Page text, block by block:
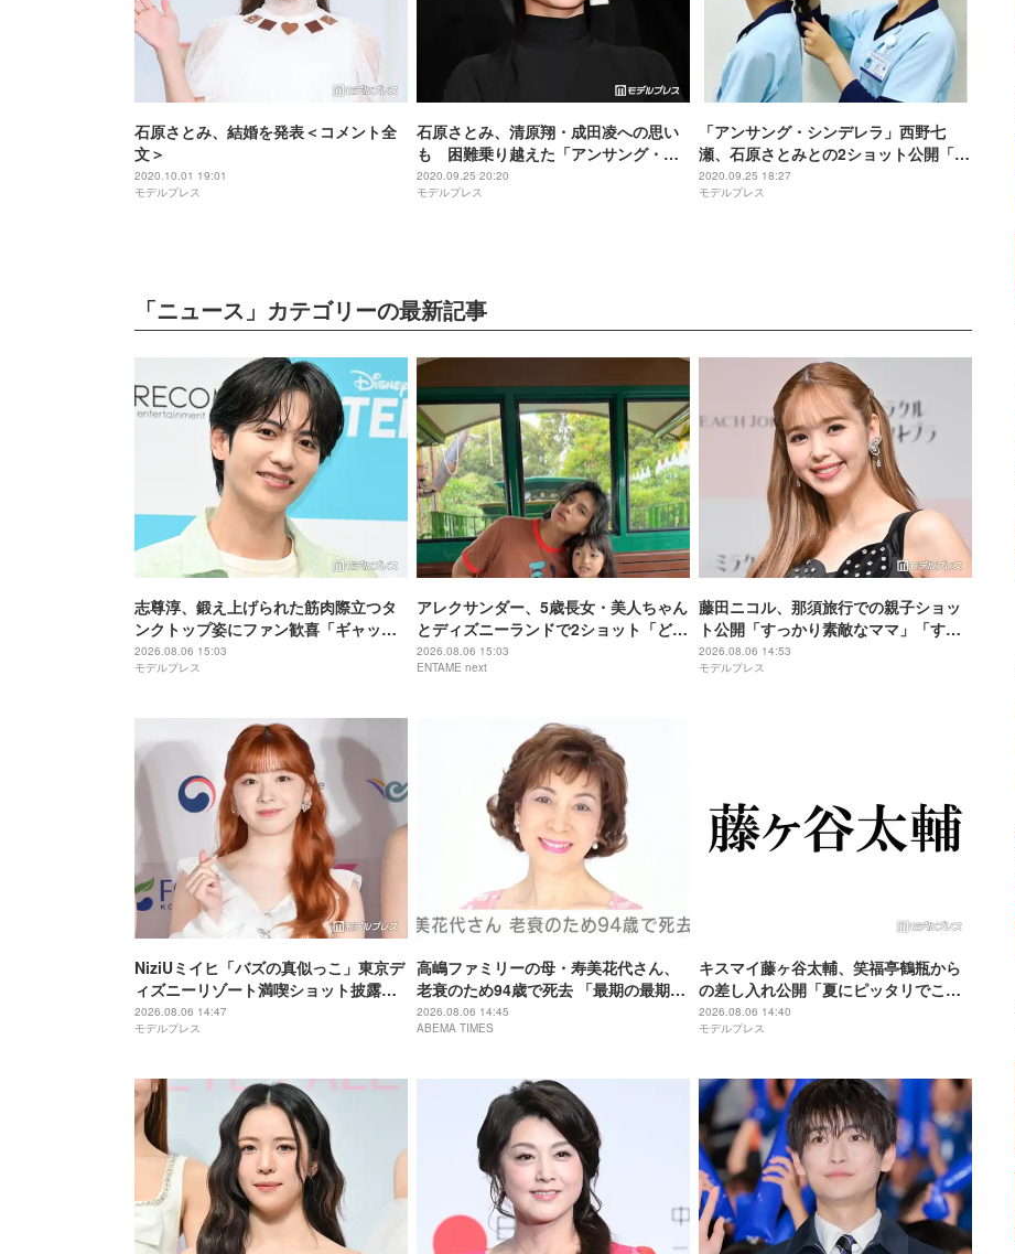
石原さとみ、結婚を発表＜コメント全
文＞
2020.10.01 19:01
モデルプレス
石原さとみ、清原翔・成田凌への思い
も 困難乗り越えた「アンサング・シ
ンデレラ」に感謝つづる
2020.09.25 20:20
モデルプレス
「アンサング・シンデレラ」西野七
瀬、石原さとみとの2ショット公開「自
慢の先輩」
2020.09.25 18:27
モデルプレス
「ニュース」カテゴリーの最新記事
志尊淳、鍛え上げられた筋肉際立つタ
ンクトップ姿にファン歓喜「ギャップ
がすごい」「破壊力すごい」
2026.08.06 15:03
モデルプレス
アレクサンダー、5歳長女・美人ちゃん
とディズニーランドで2ショット「どん
どんきれいになりますね」
2026.08.06 15:03
ENTAME next
藤田ニコル、那須旅行での親子ショッ
ト公開「すっかり素敵なママ」「すっ
ぽり収まってて可愛すぎる」と反響
2026.08.06 14:53
モデルプレス
NiziUミイヒ「バズの真似っこ」東京デ
ィズニーリゾート満喫ショット披露
「天使のように可愛い」「隠しきれな
いオーラ」の声
2026.08.06 14:47
モデルプレス
高嶋ファミリーの母・寿美花代さん、
老衰のため94歳で死去 「最期の最期ま
で大女優 寿美花代だった母でした」と
息子・高嶋政宏がコメント
2026.08.06 14:45
ABEMA TIMES
キスマイ藤ヶ谷太輔、笑福亭鶴瓶から
の差し入れ公開「夏にピッタリでこれ
は嬉しい」「豪華すぎる」
2026.08.06 14:40
モデルプレス